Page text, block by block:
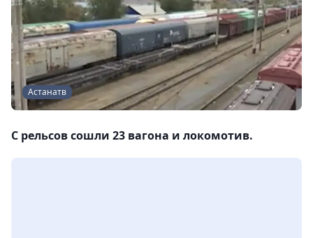
Астанатв
С рельсов сошли 23 вагона и локомотив.